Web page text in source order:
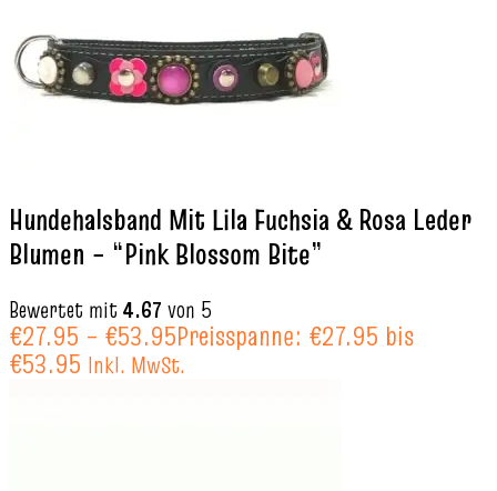
Hundehalsband Mit Lila Fuchsia & Rosa Leder
Blumen – “Pink Blossom Bite”
Bewertet mit4.67 von 5
€27.95 – €53.95Preisspanne: €27.95 bis
€53.95 Inkl. MwSt.